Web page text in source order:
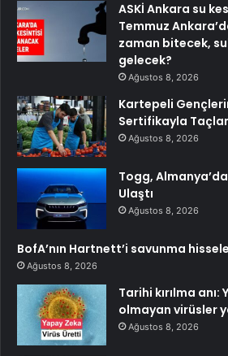
ASKİ Ankara su
Temmuz
zaman bitecek,
gelecek?
Ağustos 8, 2026
Kartepeli
Sertifikayla
Ağustos 8, 2026
Togg,
Ulaştı
Ağustos 8, 2026
BofA’nın Hartnett’i savunma
Ağustos 8, 2026
Tarihi kırılma
olmayan virüsler
Ağustos 8, 2026